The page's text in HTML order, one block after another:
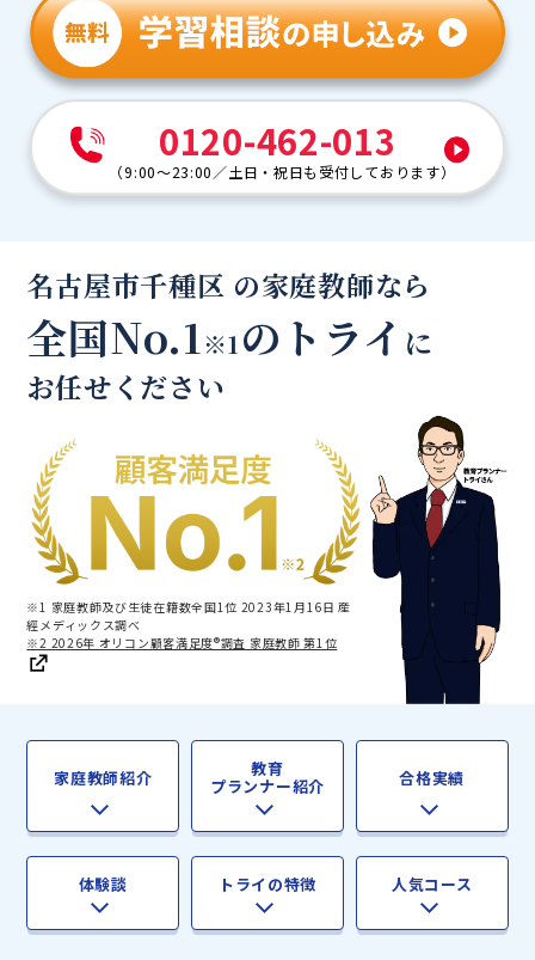
0120-462-013
（9:00～23:00／土日・祝日も受付しております）
名古屋市千種区 の家庭教師なら
全国No.1※1のトライ に
お任せください
※1 家庭教師及び生徒在籍数全国1位 2023年1月16日 産
經メディックス調べ
※2 2026年 オリコン顧客満足度®調査 家庭教師 第1位
家庭教師紹介 教育
プランナー紹介 合格実績
体験談 トライの特徴 人気コース